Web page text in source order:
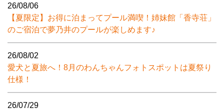
26/08/06
【夏限定】お得に泊まってプール満喫！姉妹館「香寺荘」
のご宿泊で夢乃井のプールが楽しめます♪
26/08/02
愛犬と夏旅へ！8月のわんちゃんフォトスポットは夏祭り
仕様！
26/07/29